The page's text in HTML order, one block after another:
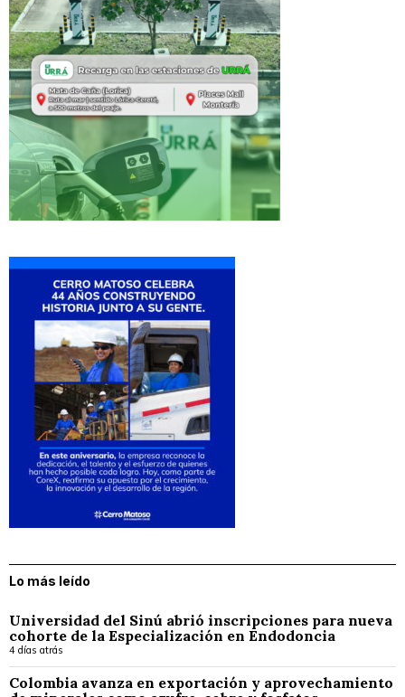
Lo más leído
Universidad del Sinú abrió inscripciones para nueva
cohorte de la Especialización en Endodoncia
4 días atrás
Colombia avanza en exportación y aprovechamiento